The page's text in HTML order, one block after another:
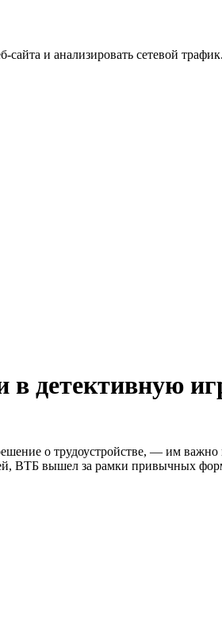
и анализировать сетевой трафик.
детективную
о трудоустройстве, — им
ВТБ вышел за рамки привычных